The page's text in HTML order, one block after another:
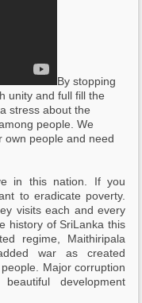
By stopping
unity and full fill the
stress about the
people. We
own people and need
in this nation. If you
to eradicate poverty.
visits each and every
history of SriLanka this
regime, Maithiripala
war as created
Major corruption
development